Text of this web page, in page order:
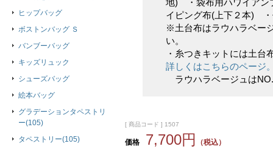
地) ・袋布用ハワイア
イピング布(上下２本)
※土台布はラウハラベー
い。
・糸つきキットには土台
詳しくはこちらのページ
ラウハラベージュは
[ 商品コード ] 1507
価格 7,700円
（税込）
ヒップバッグ
ボストンバッグ Ｓ
バンブーバッグ
キッズリュック
シューズバッグ
絵本バッグ
グラデーションタペストリ
ー(105)
タペストリー(105)